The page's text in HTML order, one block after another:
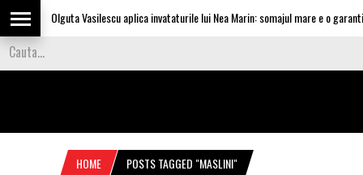
Olguta Vasilescu aplica invataturile lui Nea Marin: somajul mare e o
HOME POSTS TAGGED "MASLINI"